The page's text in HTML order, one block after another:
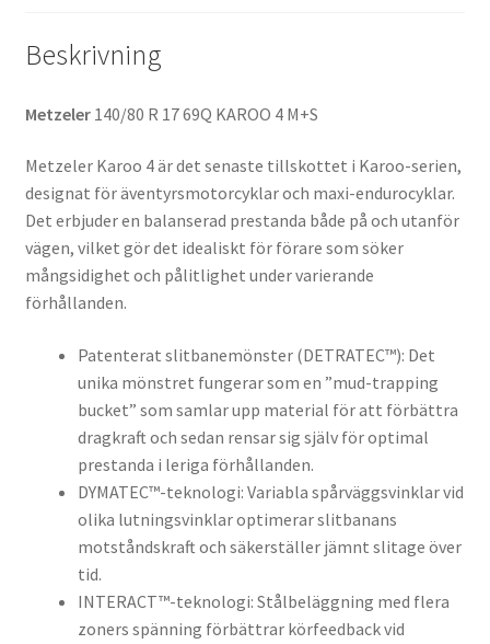
Beskrivning
Metzeler 140/80 R 17 69Q KAROO 4 M+S
Metzeler Karoo 4 är det senaste tillskottet i Karoo-serien,
designat för äventyrsmotorcyklar och maxi-endurocyklar.
Det erbjuder en balanserad prestanda både på och utanför
vägen, vilket gör det idealiskt för förare som söker
mångsidighet och pålitlighet under varierande
förhållanden.
Patenterat slitbanemönster (DETRATEC™): Det
unika mönstret fungerar som en ”mud-trapping
bucket” som samlar upp material för att förbättra
dragkraft och sedan rensar sig själv för optimal
prestanda i leriga förhållanden.
DYMATEC™-teknologi: Variabla spårväggsvinklar vid
olika lutningsvinklar optimerar slitbanans
motståndskraft och säkerställer jämnt slitage över
tid.
INTERACT™-teknologi: Stålbeläggning med flera
zoners spänning förbättrar körfeedback vid